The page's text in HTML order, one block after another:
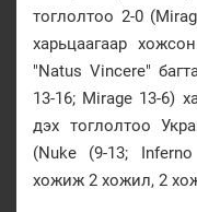
тоглолтоо 2-0
харьцаагаар
"Natus Vincere"
13-16; Mirage 13-6)
дэх тоглолтоо
(Nuke (9-13;
хожиж 2 хожил, 2